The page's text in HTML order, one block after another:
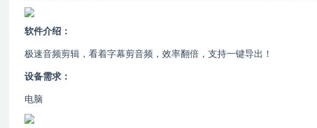
软件介绍：
极速音频剪辑，看着字幕剪音频，效率翻倍，支持一键导出！
设备需求：
电脑